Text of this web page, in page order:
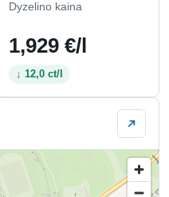
Dyzelino kaina
1,929 €/l
↓ 12,0 ct/l